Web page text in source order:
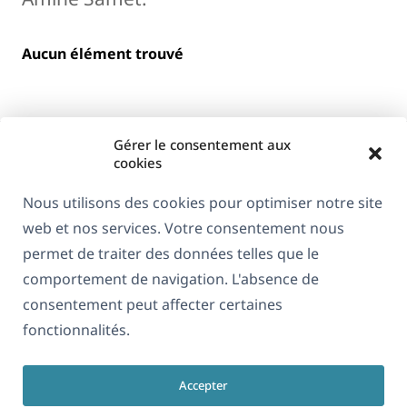
Gérer le consentement aux
cookies
Nous utilisons des cookies pour optimiser notre site
web et nos services. Votre consentement nous
permet de traiter des données telles que le
comportement de navigation. L'absence de
consentement peut affecter certaines
fonctionnalités.
Accepter
Aucun élément trouvé
RGPD & Politique de confidentialité
Rejoignez notre équipe
dans
une
dans
une
dans